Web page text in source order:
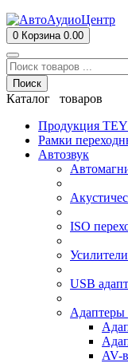
0 Корзина 0.00
Поиск
Каталог товаров
Продукция
Рамки
Автозвук
ISO
Усилители
USB
Адаптеры
AV-